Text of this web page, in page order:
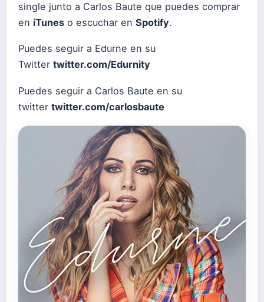
single junto a Carlos Baute que puedes comprar
en iTunes o escuchar en Spotify.
Puedes seguir a Edurne en su
Twitter twitter.com/Edurnity
Puedes seguir a Carlos Baute en su
twitter twitter.com/carlosbaute